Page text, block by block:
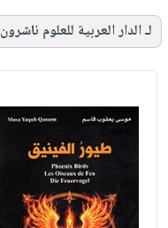
لـ الدار العربية للعلوم ناشرون